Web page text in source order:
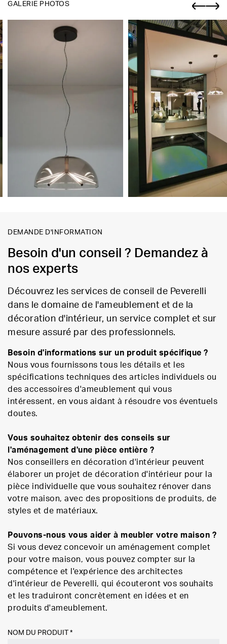
GALERIE PHOTOS
DEMANDE D'INFORMATION
Besoin d'un conseil ? Demandez à
nos experts
Découvrez les services de conseil de Peverelli
dans le domaine de l'ameublement et de la
décoration d'intérieur, un service complet et sur
mesure assuré par des professionnels.
Besoin d'informations sur un produit spécifique ?
Nous vous fournissons tous les détails et les
spécifications techniques des articles individuels ou
des accessoires d'ameublement qui vous
intéressent, en vous aidant à résoudre vos éventuels
doutes.
Vous souhaitez obtenir des conseils sur
l'aménagement d'une pièce entière ?
Nos conseillers en décoration d'intérieur peuvent
élaborer un projet de décoration d'intérieur pour la
pièce individuelle que vous souhaitez rénover dans
votre maison, avec des propositions de produits, de
styles et de matériaux.
Pouvons-nous vous aider à meubler votre maison ?
Si vous devez concevoir un aménagement complet
pour votre maison, vous pouvez compter sur la
compétence et l'expérience des architectes
d'intérieur de Peverelli, qui écouteront vos souhaits
et les traduiront concrètement en idées et en
produits d'ameublement.
NOM DU PRODUIT *